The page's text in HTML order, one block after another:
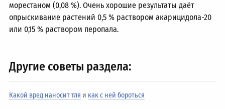
морестаном (0,08 %). Очень хорошие результаты даёт
опрыскивание растений 0,5 % раствором акарицидола-20
или 0,15 % раствором перопала.
Другие советы раздела:
Какой вред наносит тля и как с ней бороться